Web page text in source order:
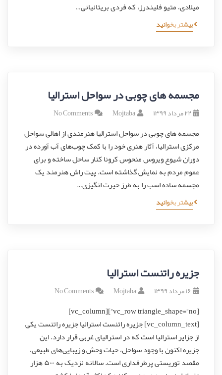
میلادی، متیو فلیندرز، که فردی بریتانیانی…
بیشتر بخوانید
مجسمه های چوبی در سواحل استرالیا
۲۲ مرداد ۱۳۹۹ Mojtaba
No Comments
مجسمه های چوبی در سواحل استرالیا هنرمندی از اهالی سواحل
مرکزی استرالیا، آثار هنری خود را با کمک چوب‌های آب آورده در
دوران شیوع ویروس منحوس کرونا کنار ساحل ساخته و برای
عموم مردم به نمایش گذاشته است. پیت راش هنرمند یک
مجسمه ساده اسب را به طرز حیرت انگیزی…
بیشتر بخوانید
جزیره راتنست استرالیا
۱۶ مرداد ۱۳۹۹ Mojtaba
No Comments
[vc_row triangle_shape=”no”][vc_column]
[vc_column_text] جزیره راتنست استرالیا جزیره راتنست یکی
از جزایر استرالیا است که در استرالیای غربی قرار دارد. این
جزیره اکنون با وجود سواحل، حیات وحش و زیبایی‌های طبیعی،
مقصد توریستی پرطرفداری است. سالانه نزدیک به ۵۰۰ هزار